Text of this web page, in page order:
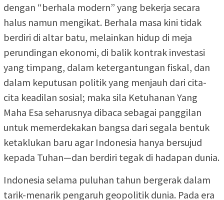
dengan “berhala modern” yang bekerja secara
halus namun mengikat. Berhala masa kini tidak
berdiri di altar batu, melainkan hidup di meja
perundingan ekonomi, di balik kontrak investasi
yang timpang, dalam ketergantungan fiskal, dan
dalam keputusan politik yang menjauh dari cita-
cita keadilan sosial; maka sila Ketuhanan Yang
Maha Esa seharusnya dibaca sebagai panggilan
untuk memerdekakan bangsa dari segala bentuk
ketaklukan baru agar Indonesia hanya bersujud
kepada Tuhan—dan berdiri tegak di hadapan dunia.
Indonesia selama puluhan tahun bergerak dalam
tarik-menarik pengaruh geopolitik dunia. Pada era